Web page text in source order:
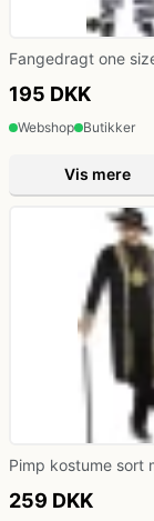
Fangedragt one
195 DKK
Webshop Butikker
Vis mere
Pimp kostume sort
259 DKK